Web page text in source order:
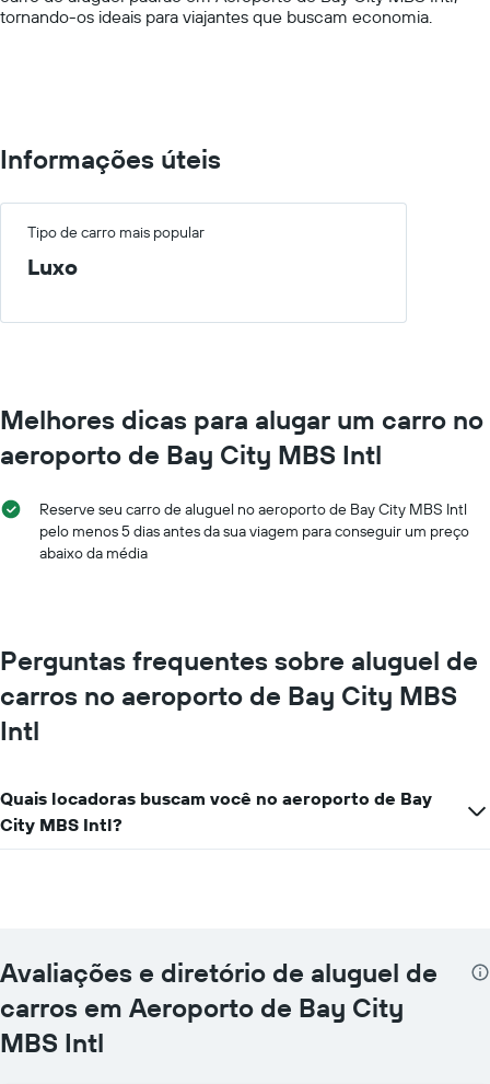
Range:
tornando-os ideais para viajantes que buscam economia.
Informações úteis
Tipo de carro mais popular
Luxo
Melhores dicas para alugar um carro no
aeroporto de Bay City MBS Intl
Reserve seu carro de aluguel no aeroporto de Bay City MBS Intl
pelo menos 5 dias antes da sua viagem para conseguir um preço
abaixo da média
Perguntas frequentes sobre aluguel de
carros no aeroporto de Bay City MBS
Intl
Quais locadoras buscam você no aeroporto de Bay
City MBS Intl?
Avaliações e diretório de aluguel de
carros em Aeroporto de Bay City
MBS Intl